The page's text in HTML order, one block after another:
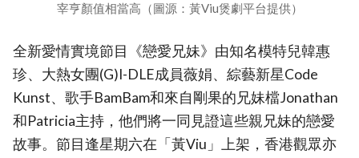
宰亨顏值相當高（圖源：黃Viu煲劇平台提供）
全新愛情實境節目《戀愛兄妹》由知名模特兒韓惠
珍、大熱女團(G)I-DLE成員薇娟、綜藝新星Code
Kunst、歌手BamBam和來自剛果的兄妹檔Jonathan
和Patricia主持，他們將一同見證這些親兄妹的戀愛
故事。節目逢星期六在「黃Viu」上架，香港觀眾亦